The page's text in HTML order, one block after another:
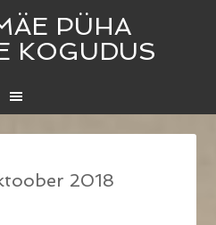
PÜHA
KOGUDUS
2018